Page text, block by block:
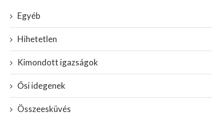
Egyéb
Hihetetlen
Kimondott igazságok
Ősi idegenek
Összeesküvés